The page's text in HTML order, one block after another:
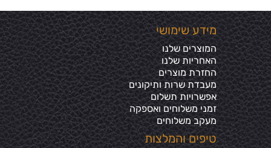
מידע שימושי
המוצרים שלנו
האחריות שלנו
החזרת מוצרים
מעבדת שרות ותיקונים
אפשרויות תשלום
זמני משלוחים ואספקה
מעקב משלוחים
טיפים והמלצות